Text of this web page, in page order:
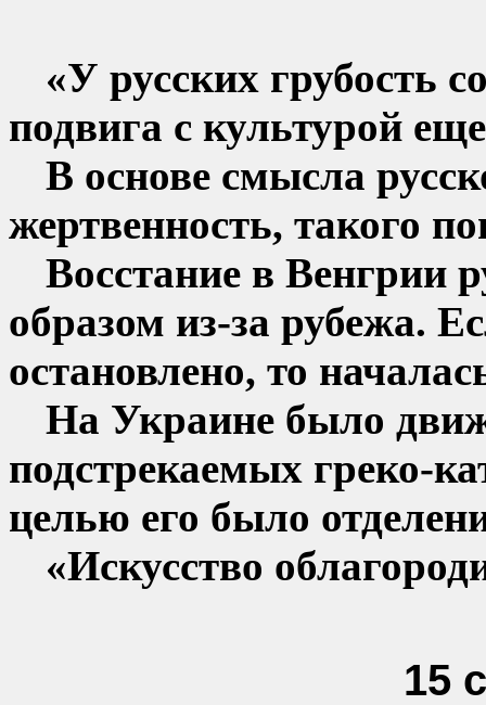
«У русских грубость
подвига с культурой
В основе смысла
жертвенность, такого
Восстание в Венгрии
образом из-за рубежа.
остановлено, то
На Украине было
подстрекаемых греко-
целью его было
«Искусство
15